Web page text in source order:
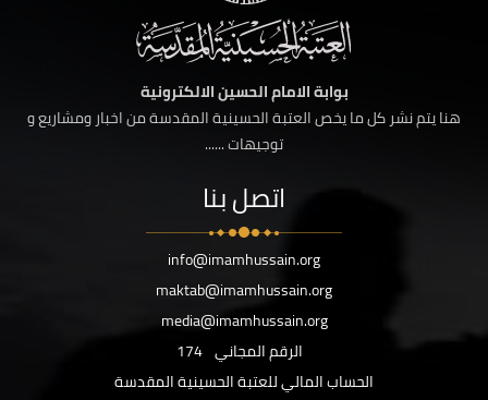
بوابة الامام الحسين الالكترونية
هنا يتم نشر كل ما يخص العتبة الحسينية المقدسة من اخبار ومشاريع و
توجيهات ......
اتصل بنا
info@imamhussain.org
maktab@imamhussain.org
media@imamhussain.org
الرقم المجاني 174
الحساب المالي للعتبة الحسينية المقدسة